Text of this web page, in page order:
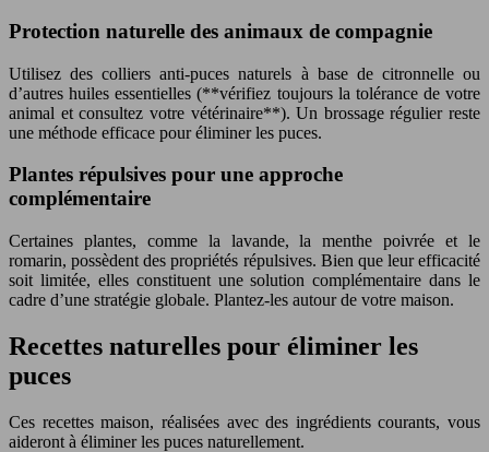
Protection naturelle des animaux de compagnie
Utilisez des colliers anti-puces naturels à base de citronnelle ou
d’autres huiles essentielles (**vérifiez toujours la tolérance de votre
animal et consultez votre vétérinaire**). Un brossage régulier reste
une méthode efficace pour éliminer les puces.
Plantes répulsives pour une approche
complémentaire
Certaines plantes, comme la lavande, la menthe poivrée et le
romarin, possèdent des propriétés répulsives. Bien que leur efficacité
soit limitée, elles constituent une solution complémentaire dans le
cadre d’une stratégie globale. Plantez-les autour de votre maison.
Recettes naturelles pour éliminer les
puces
Ces recettes maison, réalisées avec des ingrédients courants, vous
aideront à éliminer les puces naturellement.